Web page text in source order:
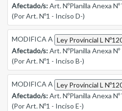
Afectado/s:Art. NºPlanilla Anexa Nº
(Por Art. Nº1 - Inciso D-)
MODIFICA A Ley Provincial L
Afectado/s:Art. NºPlanilla Anexa
(Por Art. Nº1 - Inciso B-)
MODIFICA A Ley Provincial L
Afectado/s:Art. NºPlanilla Anexa
(Por Art. Nº1 - Inciso E-)